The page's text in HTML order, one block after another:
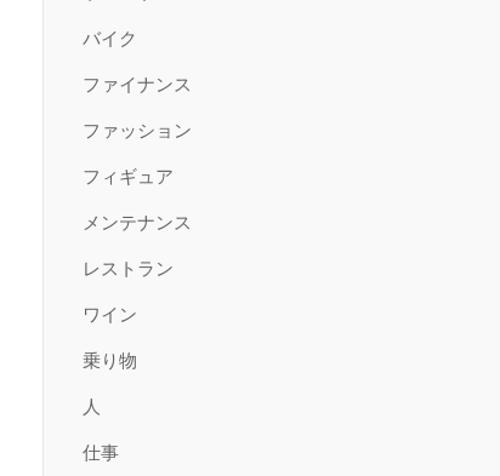
バイク
ファイナンス
ファッション
フィギュア
メンテナンス
レストラン
ワイン
乗り物
人
仕事